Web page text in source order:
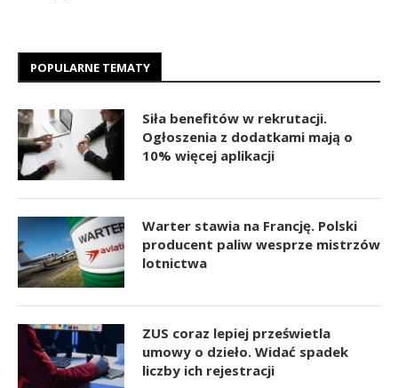
POPULARNE TEMATY
Siła benefitów w rekrutacji.
Ogłoszenia z dodatkami mają o
10% więcej aplikacji
Warter stawia na Francję. Polski
producent paliw wesprze mistrzów
lotnictwa
ZUS coraz lepiej prześwietla
umowy o dzieło. Widać spadek
liczby ich rejestracji